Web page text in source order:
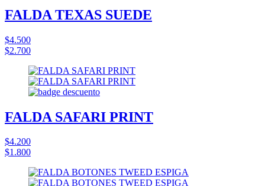
FALDA TEXAS SUEDE
$4.500
$2.700
FALDA SAFARI PRINT
$4.200
$1.800